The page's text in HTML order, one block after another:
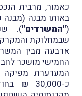
באותו מבנה (מבנה
("המשרדים").
שבמחלוקת
ארבעה מבין
החמישי מושכר
המערערת
כ-